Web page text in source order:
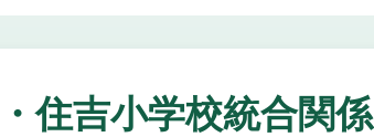
住吉小学校統合関係